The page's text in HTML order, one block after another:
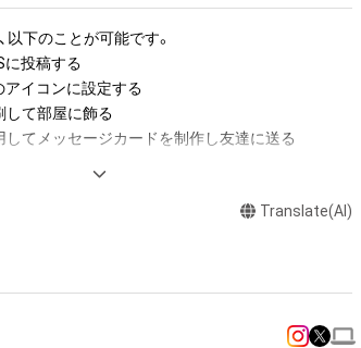
下のことが可能です。
に投稿する
アイコンに設定する
して部屋に飾る
してメッセージカードを制作し友達に送る
作物(画像および映像、音楽、商標またはロゴ等を含
その他の知的財産権(それらの権利を取得し、又は
て保護されています。そのため、本アイテムを保
Translate(AI)